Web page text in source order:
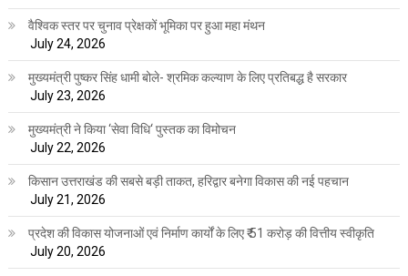
वैश्विक स्तर पर चुनाव प्रेक्षकों भूमिका पर हुआ महा मंथन
July 24, 2026
मुख्यमंत्री पुष्कर सिंह धामी बोले- श्रमिक कल्याण के लिए प्रतिबद्ध है सरकार
July 23, 2026
मुख्यमंत्री ने किया ‘सेवा विधि‘ पुस्तक का विमोचन
July 22, 2026
किसान उत्तराखंड की सबसे बड़ी ताकत, हरिद्वार बनेगा विकास की नई पहचान
July 21, 2026
प्रदेश की विकास योजनाओं एवं निर्माण कार्यों के लिए ₹ 51 करोड़ की वित्तीय स्वीकृति
July 20, 2026